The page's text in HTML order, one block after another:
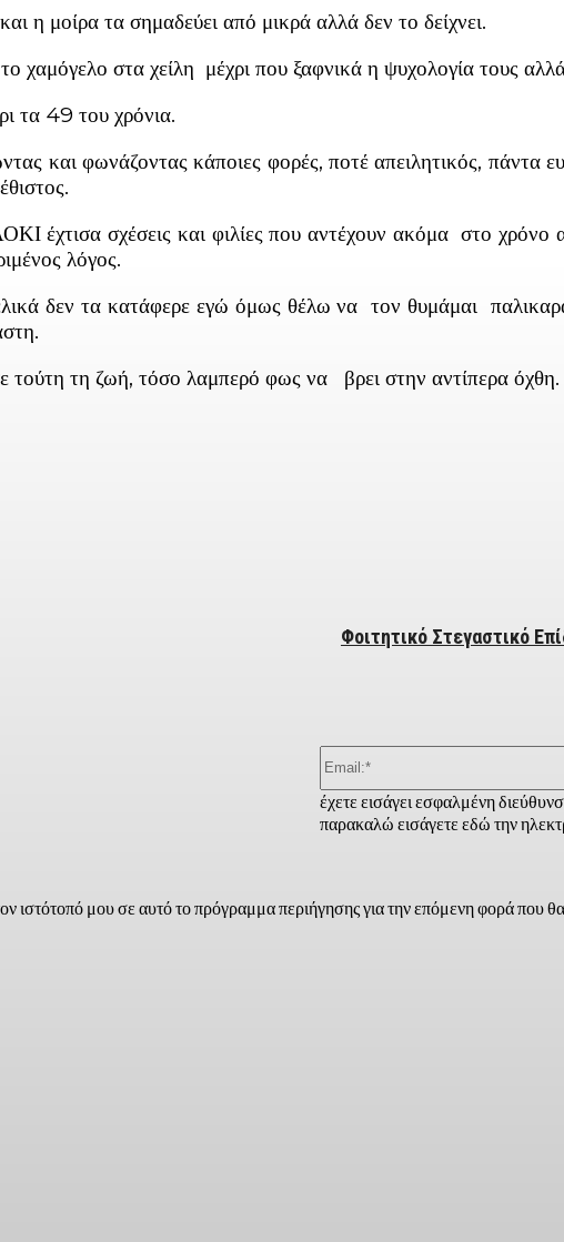
η μοίρα τα σημαδεύει από μικρά αλλά δεν το δείχνει.
χαμόγελο στα χείλη μέχρι που ξαφνικά η ψυχολογία τους
τα 49 του χρόνια.
και φωνάζοντας κάποιες φορές, ποτέ απειλητικός, πάντα
έχτισα σχέσεις και φιλίες που αντέχουν ακόμα στο
λόγος.
δεν τα κατάφερε εγώ όμως θέλω να τον θυμάμαι
τούτη τη ζωή, τόσο λαμπερό φως να βρει στην αντίπερα όχθη.
Φοιτητικό Στεγαστικό
έχετε εισάγει εσφαλμένη
παρακαλώ εισάγετε εδώ την
ιστότοπό μου σε αυτό το πρόγραμμα περιήγησης για την επόμενη φορά που